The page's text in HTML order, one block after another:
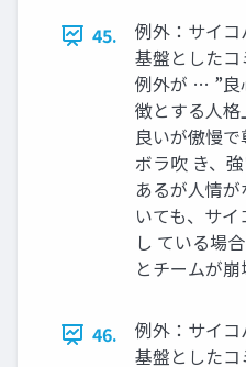
45.
例外：サイ
基盤とした
例外が … ”良
徴とする人
良いが傲慢
ボラ吹 き、
あるが人情
いても、サ
し ている場
とチームが
46.
例外：サイ
基盤とした